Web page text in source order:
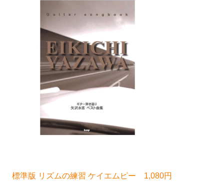
標準版 リズムの練習 ケイエムピー 1,080円